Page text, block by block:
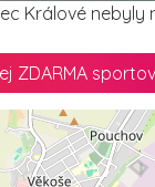
Králové nebyly
ZDARMA